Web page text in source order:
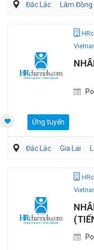
Đắc Lắc Lâm Đồng
Ứng tuyển
Đắc Lắc Gia Lai
MÁY